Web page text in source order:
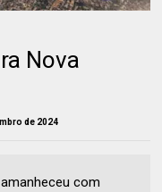
Nova
de 2024
com